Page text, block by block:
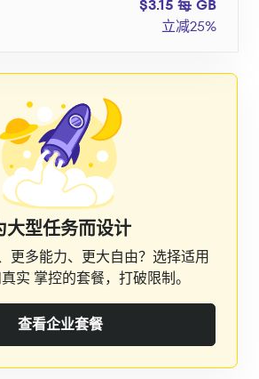
$3.15 每 GB
立减25%
大型任务而设计
更多能力、更大自由？选择适用
实 掌控的套餐，打破限制。
查看企业套餐